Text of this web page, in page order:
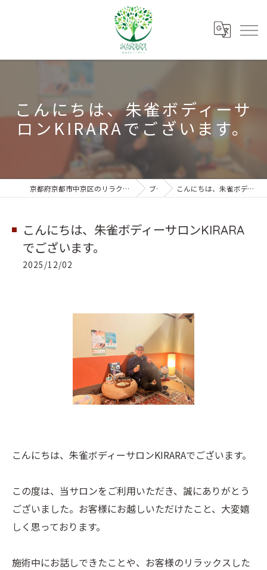
こんにちは、朱雀ボディーサ
ロンKIRARAでございます。
京都府京都市中京区のリラクゼーションなら朱雀ボディーサロンKIRARA ブログ こんにちは、朱雀ボディーサロンKIRARAでございます。
こんにちは、朱雀ボディーサロンKIRARA
でございます。
2025/12/02
こんにちは、朱雀ボディーサロンKIRARAでございます。
この度は、当サロンをご利用いただき、誠にありがとう
ございました。お客様にお越しいただけたこと、大変嬉
しく思っております。
施術中にお話しできたことや、お客様のリラックスした